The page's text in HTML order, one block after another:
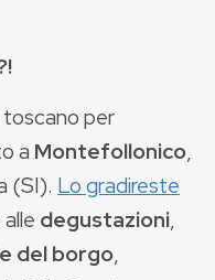
toscano per
a Montefollonico,
(SI). Lo gradireste
degustazioni,
del borgo,